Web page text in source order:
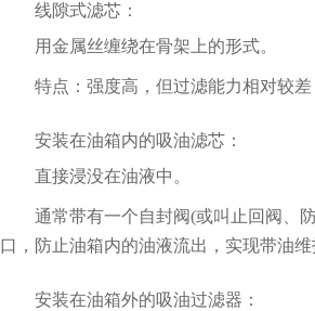
线隙式滤芯：
用金属丝缠绕在骨架上的形式。
特点：强度高，但过滤能力相对较差
安装在油箱内的吸油滤芯：
直接浸没在油液中。
通常带有一个自封阀(或叫止回阀、防
口，防止油箱内的油液流出，实现带油维
安装在油箱外的吸油过滤器：